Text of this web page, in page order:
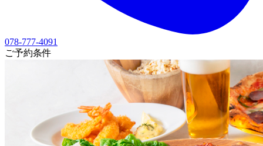
078-777-4091
ご予約条件